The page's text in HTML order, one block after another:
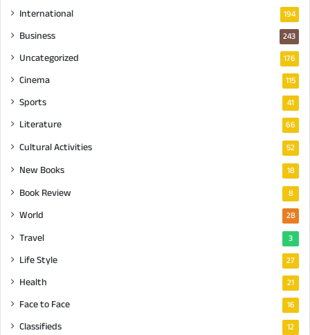
International 194
Business 243
Uncategorized 176
Cinema 115
Sports 41
Literature 66
Cultural Activities 52
New Books 18
Book Review 8
World 28
Travel 3
Life Style 27
Health 21
Face to Face 16
Classifieds 12